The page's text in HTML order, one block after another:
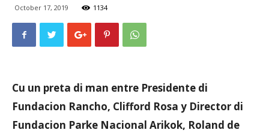
Aruba
October 17, 2019 1134
Cu un preta di man entre Presidente di
Fundacion Rancho, Clifford Rosa y Director di
Fundacion Parke Nacional Arikok, Roland de